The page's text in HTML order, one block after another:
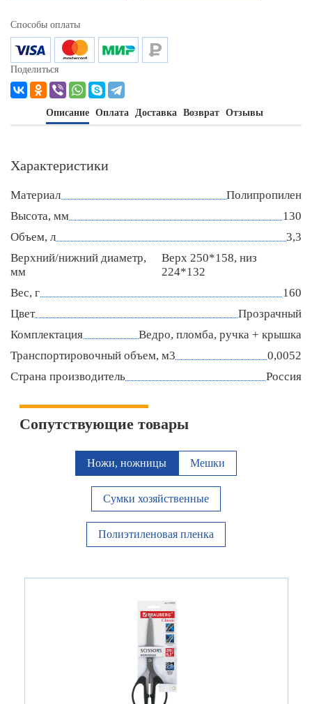
Способы оплаты
Поделиться
Описание Оплата Доставка Возврат Отзывы
Характеристики
Материал
Полипропилен
Высота, мм
130
Объем, л
3,3
Верхний/нижний диаметр,
мм
Верх 250*158, низ
224*132
Вес, г
160
Цвет
Прозрачный
Комплектация
Ведро, пломба, ручка + крышка
Транспортировочный объем, м3
0,0052
Страна производитель
Россия
Сопутствующие товары
Ножи, ножницы Мешки
Сумки хозяйственные
Полиэтиленовая пленка